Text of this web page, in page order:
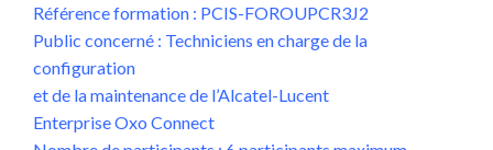
Référence formation : PCIS-FOROUPCR3J2
Public concerné : Techniciens en charge de la
configuration
et de la maintenance de l’Alcatel-Lucent
Enterprise Oxo Connect